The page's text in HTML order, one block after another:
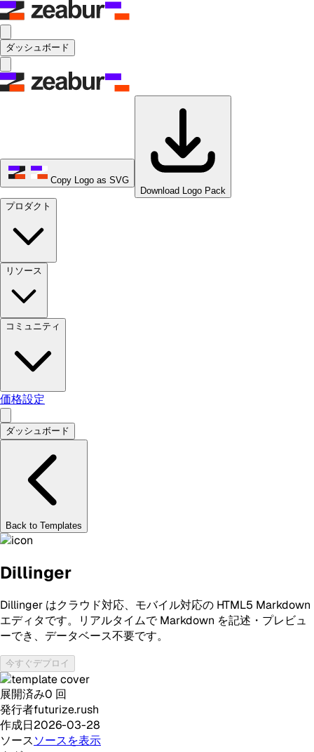
ダッシュボード
Copy Logo as SVG
Download Logo Pack
プロダクト
リソース
コミュニティ
価格設定
ダッシュボード
Back to Templates
Dillinger
Dillinger はクラウド対応、モバイル対応の HTML5 Markdown
エディタです。リアルタイムで Markdown を記述・プレビュ
ーでき、データベース不要です。
今すぐデプロイ
展開済み0 回
発行者futurize.rush
作成日2026-03-28
ソースソースを表示